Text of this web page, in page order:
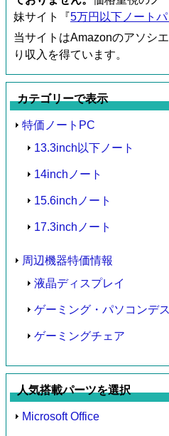
妹サイト『5万円以下ノート
当サイトはAmazonのアソシ
り収入を得ています。
カテゴリーで表示
特価ノートPC
13.3inch以下ノート
14inchノート
15.6inchノート
17.3inchノート
周辺機器特価情報
液晶ディスプレイ
ゲーミング・パソコンデ
ゲーミングチェア
人気搭載パーツを選択
Microsoft Office